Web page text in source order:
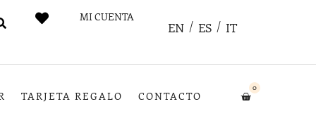
MI CUENTA
EN ES IT
TARJETA REGALO CONTACTO
0